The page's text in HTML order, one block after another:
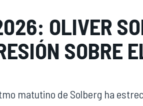
OLIVER
SOBRE
matutino de Solberg ha